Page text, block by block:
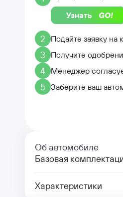
Узнать
2 Подайте заявку на
3 Получите
4 Менеджер
5 Заберите ваш
Об автомобиле
Базовая
Характеристики